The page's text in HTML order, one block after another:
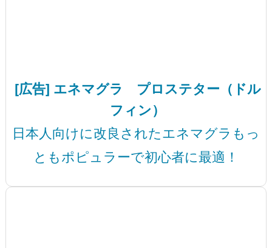
[広告] エネマグラ プロステター（ドル
フィン）
日本人向けに改良されたエネマグラもっ
ともポピュラーで初心者に最適！